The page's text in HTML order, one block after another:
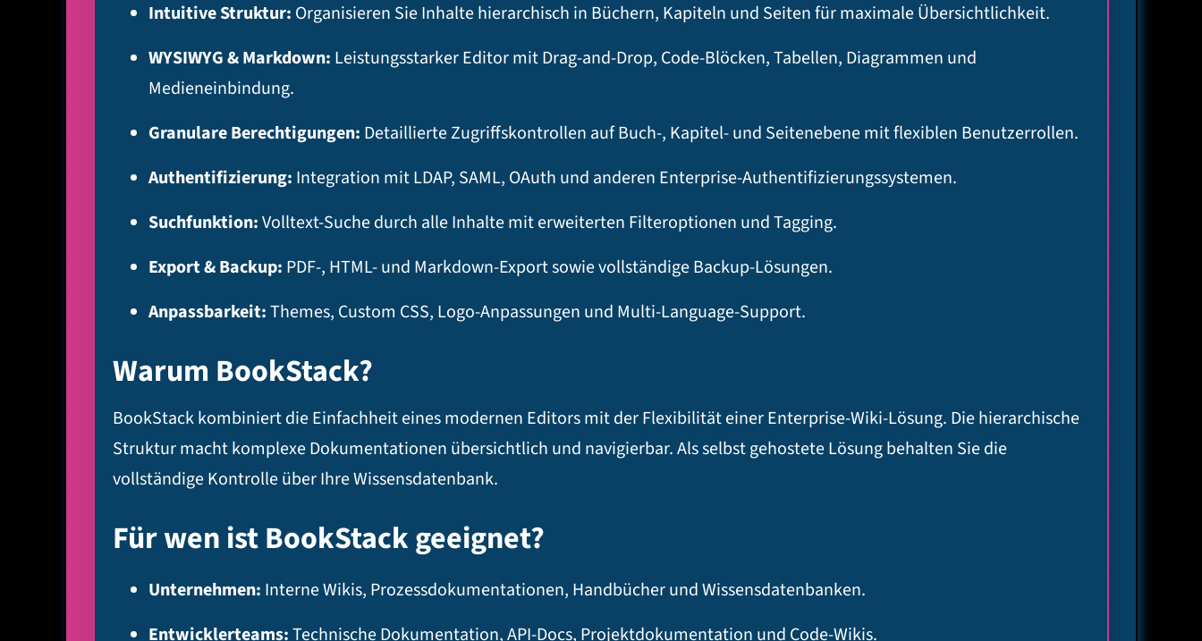
Intuitive Struktur: Organisieren Sie Inhalte hierarchisch in Büchern, Kapiteln und Seiten für maximale Übersichtlichkeit.
WYSIWYG & Markdown: Leistungsstarker Editor mit Drag-and-Drop, Code-Blöcken, Tabellen, Diagrammen und
Medieneinbindung.
Granulare Berechtigungen: Detaillierte Zugriffskontrollen auf Buch-, Kapitel- und Seitenebene mit flexiblen Benutzerrollen.
Authentifizierung: Integration mit LDAP, SAML, OAuth und anderen Enterprise-Authentifizierungssystemen.
Suchfunktion:Volltext-Suche durch alle Inhalte mit erweiterten Filteroptionen und Tagging.
Export & Backup: PDF-, HTML- und Markdown-Export sowie vollständige Backup-Lösungen.
Anpassbarkeit:Themes, Custom CSS, Logo-Anpassungen und Multi-Language-Support.
Warum BookStack?
BookStack kombiniert die Einfachheit eines modernen Editors mit der Flexibilität einer Enterprise-Wiki-Lösung. Die hierarchische
Struktur macht komplexe Dokumentationen übersichtlich und navigierbar. Als selbst gehostete Lösung behalten Sie die
vollständige Kontrolle über Ihre Wissensdatenbank.
Für wen ist BookStack geeignet?
Unternehmen: Interne Wikis, Prozessdokumentationen, Handbücher und Wissensdatenbanken.
Entwicklerteams:Technische Dokumentation, API-Docs, Projektdokumentation und Code-Wikis.